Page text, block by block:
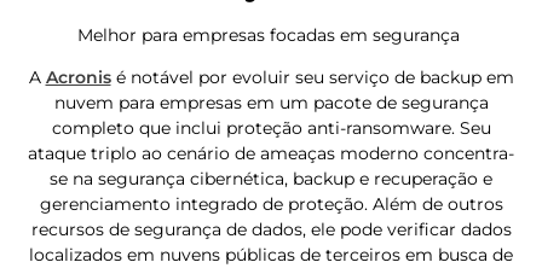
Melhor para empresas focadas em segurança
A Acronisé notável por evoluir seu serviço de backup em
nuvem para empresas em um pacote de segurança
completo que inclui proteção anti-ransomware. Seu
ataque triplo ao cenário de ameaças moderno concentra-
se na segurança cibernética, backup e recuperação e
gerenciamento integrado de proteção. Além de outros
recursos de segurança de dados, ele pode verificar dados
localizados em nuvens públicas de terceiros em busca de